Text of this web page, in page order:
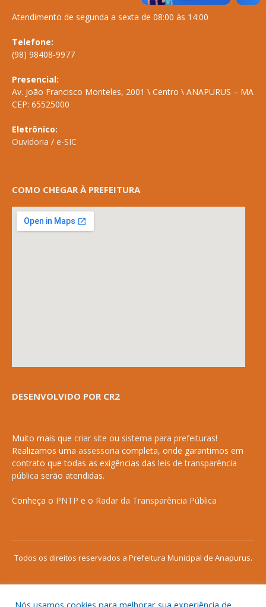
Atendimento de segunda a sexta de 08:00 às 14:00
Telefone:
(98) 98408-9977
Presencial:
Av. João Francisco Monteles, 2001 \ Centro \ ANAPURUS – MA
CEP: 65525000
Eletrônico:
Ouvidoria / e-SIC
COMO CHEGAR À PREFEITURA
DESENVOLVIDO POR CR2
Muito mais que criar site ou sistema para prefeituras!
Realizamos uma assessoria completa, onde garantimos em
contrato que todas as exigências das leis de transparência
pública serão atendidas.
Conheça o PNTP e o Radar da Transparência Pública
Todos os direitos reservados a Prefeitura Municipal de Anapurus.
Nós usamos cookies para melhorar sua experiência de